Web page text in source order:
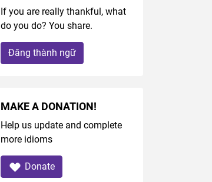
If you are really thankful, what
do you do? You share.
Đăng thành ngữ
MAKE A DONATION!
Help us update and complete
more idioms
Donate